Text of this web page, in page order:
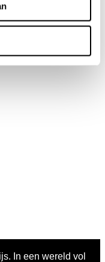
In een wereld vol